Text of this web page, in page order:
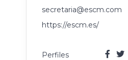
secretaria@escm.com
https://escm.es/